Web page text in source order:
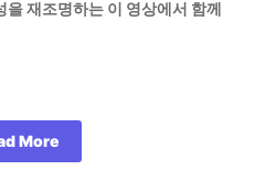
을 재조명하는 이 영상에서 함께
More